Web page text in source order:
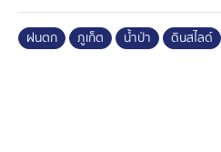
ฝนตก ภูเก็ต น้ำป่า ดินสไลด์